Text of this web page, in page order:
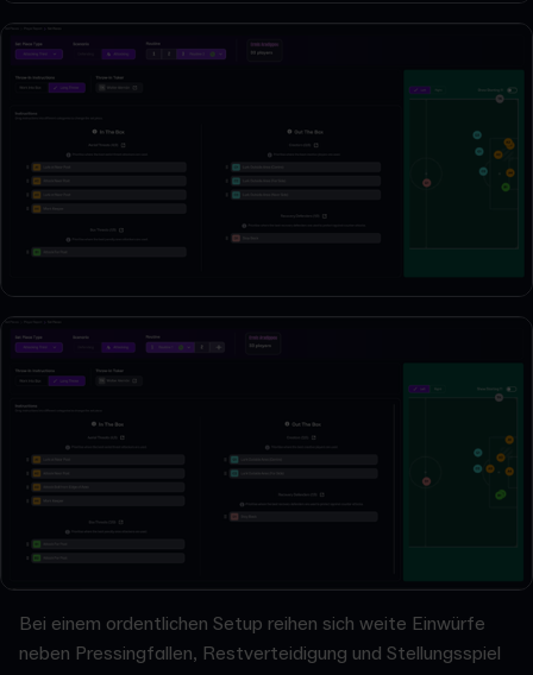
Bei einem ordentlichen Setup reihen sich weite Einwürfe
neben Pressingfallen, Restverteidigung und Stellungsspiel